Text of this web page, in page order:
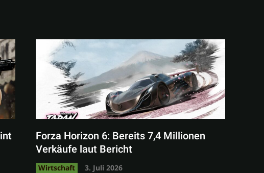
Forza Horizon 6: Bereits 7,4 Millionen
Verkäufe laut Bericht
Wirtschaft 3. Juli 2026